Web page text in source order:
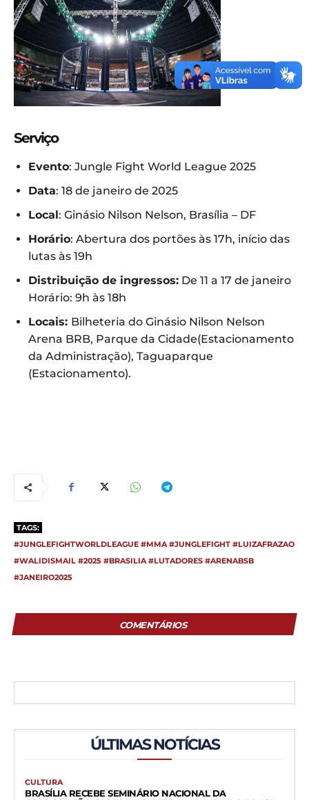
Serviço
Evento: Jungle Fight World League 2025
Data: 18 de janeiro de 2025
Local: Ginásio Nilson Nelson, Brasília – DF
Horário: Abertura dos portões às 17h, início das
lutas às 19h
Distribuição de ingressos: De 11 a 17 de janeiro
Horário: 9h às 18h
Locais: Bilheteria do Ginásio Nilson Nelson
Arena BRB, Parque da Cidade(Estacionamento
da Administração), Taguaparque
(Estacionamento).
TAGS:
#JUNGLEFIGHTWORLDLEAGUE #MMA #JUNGLEFIGHT #LUIZAFRAZAO
#WALIDISMAIL #2025 #BRASILIA #LUTADORES #ARENABSB
#JANEIRO2025
COMENTÁRIOS
ÚLTIMAS NOTÍCIAS
CULTURA
BRASÍLIA RECEBE SEMINÁRIO NACIONAL DA